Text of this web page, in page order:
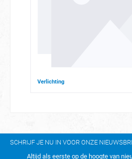
Verlichting
SCHRIJF JE NU IN VOOR ONZE
Altijd als eerste op de hoogte van